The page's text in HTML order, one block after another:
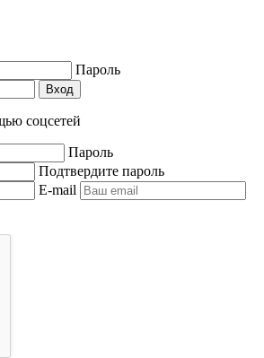
Пароль
Вход
соцсетей
Пароль
Подтвердите пароль
E-mail